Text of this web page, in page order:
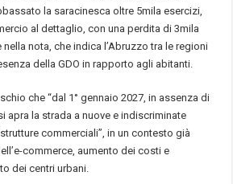
la saracinesca oltre 5mila esercizi,
al dettaglio, con una perdita di 3mila
nota, che indica l’Abruzzo tra le regioni
della GDO in rapporto agli abitanti.
che “dal 1° gennaio 2027, in assenza di
apra la strada a nuove e indiscriminate
commerciali”, in un contesto già
commerce, aumento dei costi e
dei centri urbani.